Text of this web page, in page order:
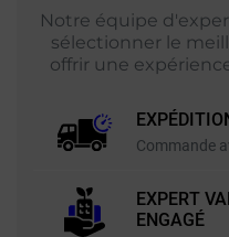
Notre équipe
sélectionner le
offrir une
Commande
EXPERT
ENGAGÉ